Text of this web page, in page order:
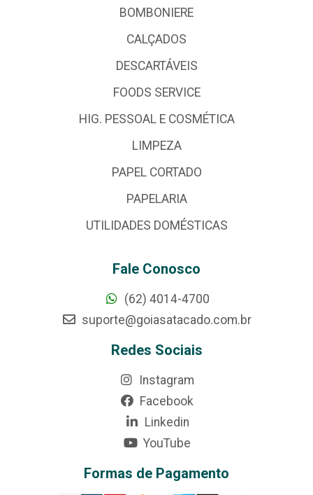
BOMBONIERE
CALÇADOS
DESCARTÁVEIS
FOODS SERVICE
HIG. PESSOAL E COSMÉTICA
LIMPEZA
PAPEL CORTADO
PAPELARIA
UTILIDADES DOMÉSTICAS
Fale Conosco
(62) 4014-4700
suporte@goiasatacado.com.br
Redes Sociais
Instagram
Facebook
Linkedin
YouTube
Formas de Pagamento